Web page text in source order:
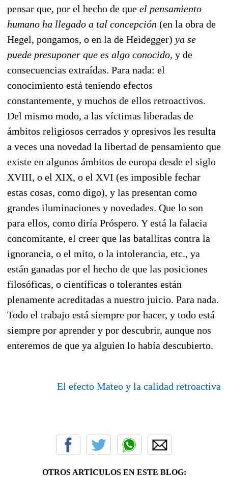
pensar que, por el hecho de que el pensamiento
humano ha llegado a tal concepción (en la obra de
Hegel, pongamos, o en la de Heidegger) ya se
puede presuponer que es algo conocido, y de
consecuencias extraídas. Para nada: el
conocimiento está teniendo efectos
constantemente, y muchos de ellos retroactivos.
Del mismo modo, a las víctimas liberadas de
ámbitos religiosos cerrados y opresivos les resulta
a veces una novedad la libertad de pensamiento que
existe en algunos ámbitos de europa desde el siglo
XVIII, o el XIX, o el XVI (es imposible fechar
estas cosas, como digo), y las presentan como
grandes iluminaciones y novedades. Que lo son
para ellos, como diría Próspero. Y está la falacia
concomitante, el creer que las batallitas contra la
ignorancia, o el mito, o la intolerancia, etc., ya
están ganadas por el hecho de que las posiciones
filosóficas, o científicas o tolerantes están
plenamente acreditadas a nuestro juicio. Para nada.
Todo el trabajo está siempre por hacer, y todo está
siempre por aprender y por descubrir, aunque nos
enteremos de que ya alguien lo había descubierto.
El efecto Mateo y la calidad retroactiva
OTROS ARTÍCULOS EN ESTE BLOG: